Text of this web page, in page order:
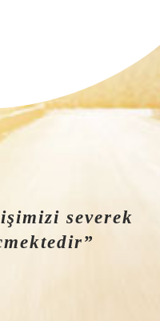
işimizi severek